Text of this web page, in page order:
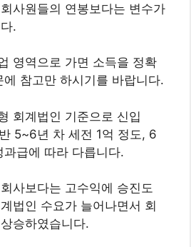
사원들의 연봉보다는 변수가
.
영역으로 가면 소득을 정확
참고만 하시기를 바랍니다.
회계법인 기준으로 신입
5~6년 차 세전 1억 정도, 6
급에 따라 다릅니다.
사보다는 고수익에 승진도
법인 수요가 늘어나면서 회
승하였습니다.